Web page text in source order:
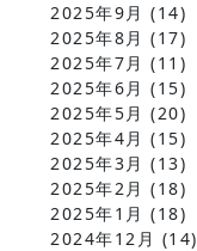
2025年9月 (14)
2025年8月 (17)
2025年7月 (11)
2025年6月 (15)
2025年5月 (20)
2025年4月 (15)
2025年3月 (13)
2025年2月 (18)
2025年1月 (18)
2024年12月 (14)